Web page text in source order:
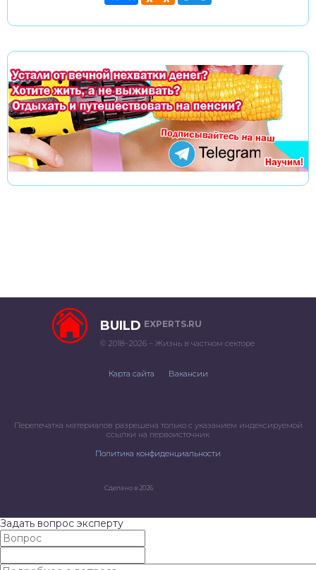
BUILD EXPERTS.RU
© 2018–2026 – Жизнь в частном секторе
Карта сайта Вакансии
Перепечатка материалов разрешена только с указанием индексируемой
ссылки на первоисточник
Политика конфиденциальности
Сделано в 2026
Задать вопрос эксперту